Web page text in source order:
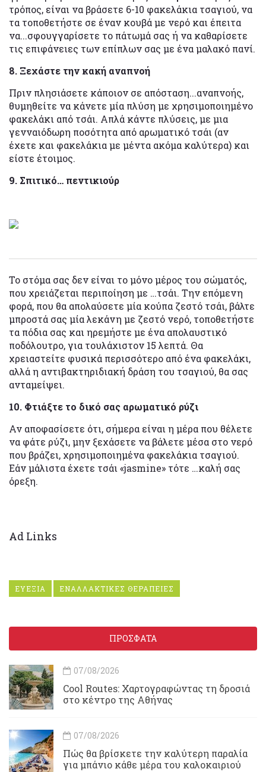
τρόπος, είναι να βράσετε 6-10 φακελάκια τσαγιού, να
τα τοποθετήστε σε έναν κουβά με νερό και έπειτα
να...σφουγγαρίσετε το πάτωμά σας ή να καθαρίσετε
τις επιφάνειες των επίπλων σας με ένα μαλακό πανί.
8. Ξεχάστε την κακή αναπνοή
Πριν πλησιάσετε κάποιον σε απόσταση...αναπνοής,
θυμηθείτε να κάνετε μία πλύση με χρησιμοποιημένο
φακελάκι από τσάι. Απλά κάντε πλύσεις, με μια
γενναιόδωρη ποσότητα από αρωματικό τσάι (αν
έχετε και φακελάκια με μέντα ακόμα καλύτερα) και
είστε έτοιμος.
9. Σπιτικό… πεντικιούρ
Το στόμα σας δεν είναι το μόνο μέρος του σώματός,
που χρειάζεται περιποίηση με …τσάι. Την επόμενη
φορά, που θα απολαύσετε μία κούπα ζεστό τσάι, βάλτε
μπροστά σας μία λεκάνη με ζεστό νερό, τοποθετήστε
τα πόδια σας και ηρεμήστε με ένα απολαυστικό
ποδόλουτρο, για τουλάχιστον 15 λεπτά. Θα
χρειαστείτε φυσικά περισσότερο από ένα φακελάκι,
αλλά η αντιβακτηριδιακή δράση του τσαγιού, θα σας
ανταμείψει.
10. Φτιάξτε το δικό σας αρωματικό ρύζι
Αν αποφασίσετε ότι, σήμερα είναι η μέρα που θέλετε
να φάτε ρύζι, μην ξεχάσετε να βάλετε μέσα στο νερό
που βράζει, χρησιμοποιημένα φακελάκια τσαγιού.
Εάν μάλιστα έχετε τσάι «jasmine» τότε …καλή σας
όρεξη.
Ad Links
ΕΥΕΞΙΑ ΕΝΑΛΛΑΚΤΙΚΕΣ ΘΕΡΑΠΕΙΕΣ
ΠΡΟΣΦΑΤΑ
07/08/2026
Cool Routes: Χαρτογραφώντας τη δροσιά
στο κέντρο της Αθήνας
07/08/2026
Πώς θα βρίσκετε την καλύτερη παραλία
για μπάνιο κάθε μέρα του καλοκαιριού